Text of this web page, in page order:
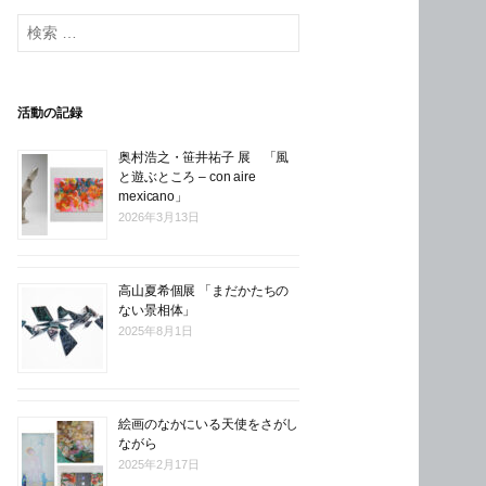
検
索
活動の記録
奥村浩之・笹井祐子 展 「風
と遊ぶところ – con aire
mexicano」
2026年3月13日
高山夏希個展 「まだかたちの
ない景相体」
2025年8月1日
絵画のなかにいる天使をさがし
ながら
2025年2月17日